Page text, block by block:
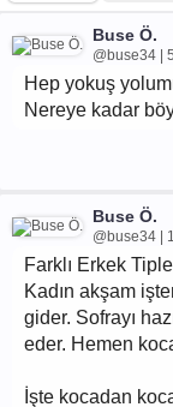
Lisans Buse Ö.
@buse34 |
Hep yokuş
Nereye kadar
Buse Ö.
@buse34 |
Farklı Erkek
Kadın akşam
gider. Sofrayı
eder. Hemen
İşte kocadan